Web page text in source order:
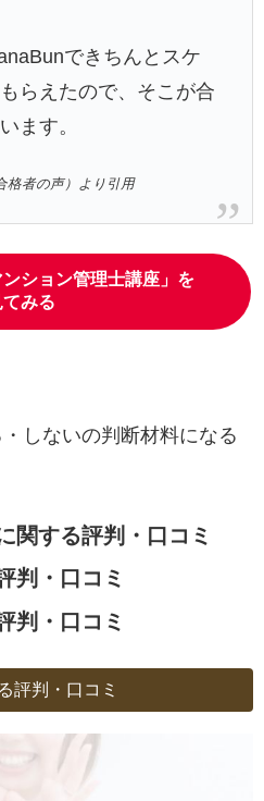
できちんとスケ
らえたので、そこが合
ます。
格者の声）より引用
ション管理士講座」を
てみる
しないの判断材料になる
関する評判・口コミ
判・口コミ
判・口コミ
評判・口コミ